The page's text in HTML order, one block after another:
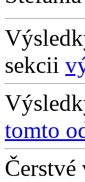
sekcii
tomto